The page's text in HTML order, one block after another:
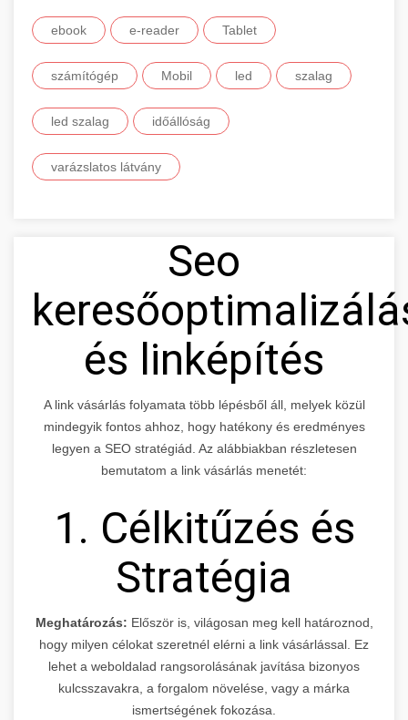
ebook e-reader Tablet
számítógép Mobil led szalag
led szalag időállóság
varázslatos látvány
Seo
és linképítés
A link vásárlás folyamata több lépésből áll, melyek közül
mindegyik fontos ahhoz, hogy hatékony és eredményes
legyen a SEO stratégiád. Az alábbiakban részletesen
bemutatom a link vásárlás menetét:
1. Célkitűzés és
Stratégia
Meghatározás: Először is, világosan meg kell határoznod,
hogy milyen célokat szeretnél elérni a link vásárlással. Ez
lehet a weboldalad rangsorolásának javítása bizonyos
kulcsszavakra, a forgalom növelése, vagy a márka
ismertségének fokozása.